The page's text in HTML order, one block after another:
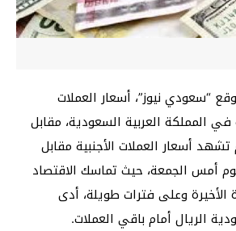
“سعودي نيوز”، أسعار العملات
في المملكة العربية السعودية، مقابل
أسعار العملات الأجنبية مقابل
أمس الجمعة، حيث تماسك الاقتصاد
الأخيرة وعلى فترات طويلة، أدى
الريال أمام باقي العملات.